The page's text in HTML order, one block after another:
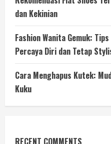
dan Kekinian
Fashion Wanita Gemuk:
Percaya Diri dan Tetap
Cara Menghapus Kutek:
Kuku
RECENT COMMENTS